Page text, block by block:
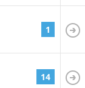
1
14